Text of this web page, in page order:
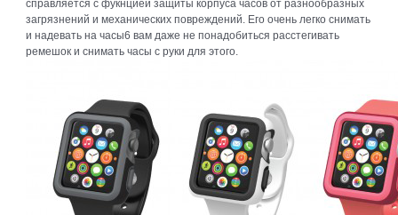
справляется с фукнцией защиты корпуса часов от разнообразных
загрязнений и механических повреждений. Его очень легко снимать
и надевать на часы6 вам даже не понадобиться расстегивать
ремешок и снимать часы с руки для этого.